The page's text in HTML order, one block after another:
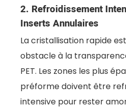
2. Refroidissement
Inserts Annulaires
La cristallisation rapide
obstacle à la
PET. Les zones les plus
préforme doivent être
intensive pour rester